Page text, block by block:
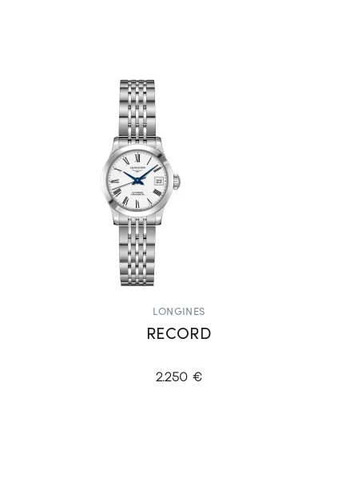
LONGINES
RECORD
2.250 €